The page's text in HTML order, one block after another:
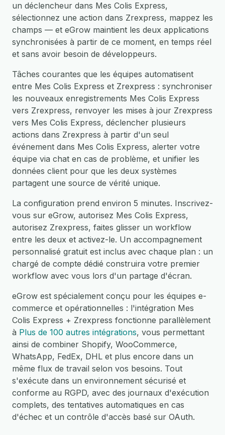
un déclencheur dans Mes Colis Express,
sélectionnez une action dans Zrexpress, mappez les
champs — et eGrow maintient les deux applications
synchronisées à partir de ce moment, en temps réel
et sans avoir besoin de développeurs.
Tâches courantes que les équipes automatisent
entre Mes Colis Express et Zrexpress : synchroniser
les nouveaux enregistrements Mes Colis Express
vers Zrexpress, renvoyer les mises à jour Zrexpress
vers Mes Colis Express, déclencher plusieurs
actions dans Zrexpress à partir d'un seul
événement dans Mes Colis Express, alerter votre
équipe via chat en cas de problème, et unifier les
données client pour que les deux systèmes
partagent une source de vérité unique.
La configuration prend environ 5 minutes. Inscrivez-
vous sur eGrow, autorisez Mes Colis Express,
autorisez Zrexpress, faites glisser un workflow
entre les deux et activez-le. Un accompagnement
personnalisé gratuit est inclus avec chaque plan : un
chargé de compte dédié construira votre premier
workflow avec vous lors d'un partage d'écran.
eGrow est spécialement conçu pour les équipes e-
commerce et opérationnelles : l'intégration Mes
Colis Express + Zrexpress fonctionne parallèlement
à Plus de 100 autres intégrations, vous permettant
ainsi de combiner Shopify, WooCommerce,
WhatsApp, FedEx, DHL et plus encore dans un
même flux de travail selon vos besoins. Tout
s'exécute dans un environnement sécurisé et
conforme au RGPD, avec des journaux d'exécution
complets, des tentatives automatiques en cas
d'échec et un contrôle d'accès basé sur OAuth.